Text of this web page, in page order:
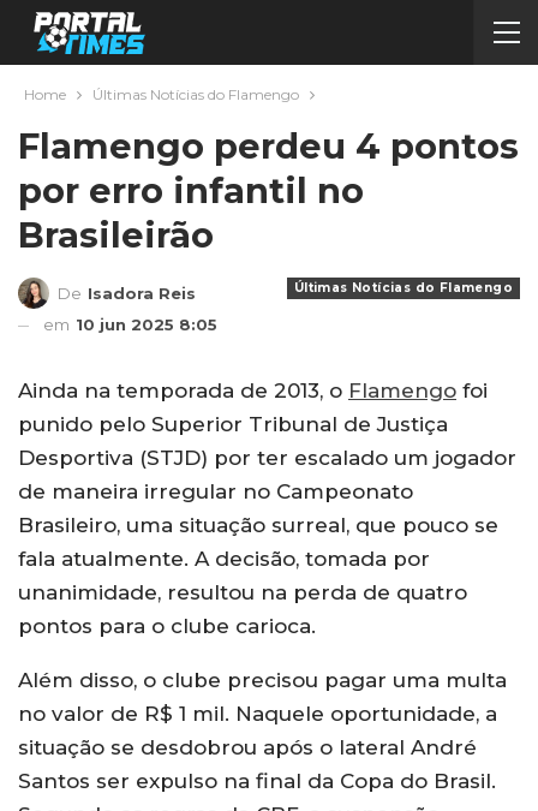
Home Últimas Notícias do Flamengo
Flamengo perdeu 4 pontos
por erro infantil no
Brasileirão
Últimas Notícias do Flamengo
De Isadora Reis
em 10 jun 2025 8:05
Ainda na temporada de 2013, o Flamengo foi
punido pelo Superior Tribunal de Justiça
Desportiva (STJD) por ter escalado um jogador
de maneira irregular no Campeonato
Brasileiro, uma situação surreal, que pouco se
fala atualmente. A decisão, tomada por
unanimidade, resultou na perda de quatro
pontos para o clube carioca.
Além disso, o clube precisou pagar uma multa
no valor de R$ 1 mil. Naquele oportunidade, a
situação se desdobrou após o lateral André
Santos ser expulso na final da Copa do Brasil.